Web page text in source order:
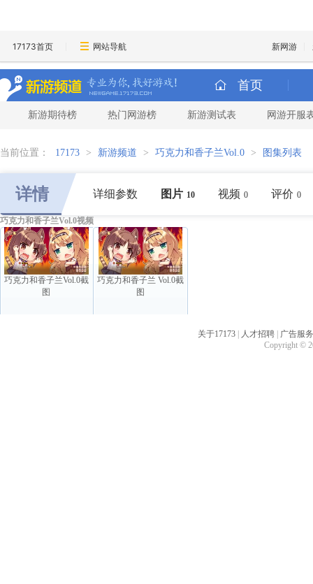
17173首页 网站导航 新网游
首页
新游期待榜 热门网游榜 新游测试表 网游开服
当前位置： 17173 > 新游频道 > 巧克力和香子兰Vol.0 > 图集列表
详情 详细参数 图片 10 视频 0 评价 0
巧克力和香子兰Vol.0视频
巧克力和香子兰Vol.0截
图
巧克力和香子兰 Vol.0截
图
关于17173 人才招聘
广告服务
Copyright ©